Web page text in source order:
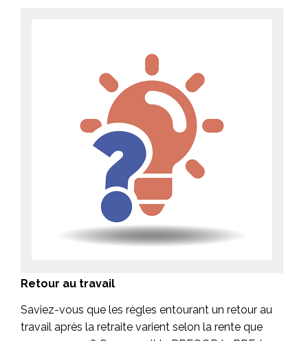
Retour au travail
Saviez-vous que les règles entourant un retour au
travail après la retraite varient selon la rente que